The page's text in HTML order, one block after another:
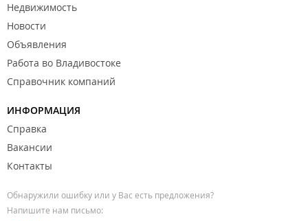
Недвижимость
Новости
Объявления
Работа во Владивостоке
Справочник компаний
ИНФОРМАЦИЯ
Справка
Вакансии
Контакты
Обнаружили ошибку или у Вас есть предложения?
Напишите нам письмо: